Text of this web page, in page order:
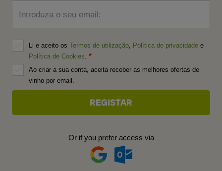
Introduza o seu email:
Li e aceito os Termos de utilização Política de privacidade e
Política de Cookies
Ao criar a sua conta, aceita receber as melhores ofertas de
vinho por email.
Or if you prefer access via